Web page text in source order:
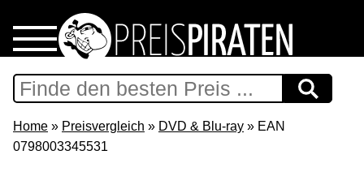
Home
Download
Home » Preisvergleich » DVD & Blu-ray » EAN
0798003345531